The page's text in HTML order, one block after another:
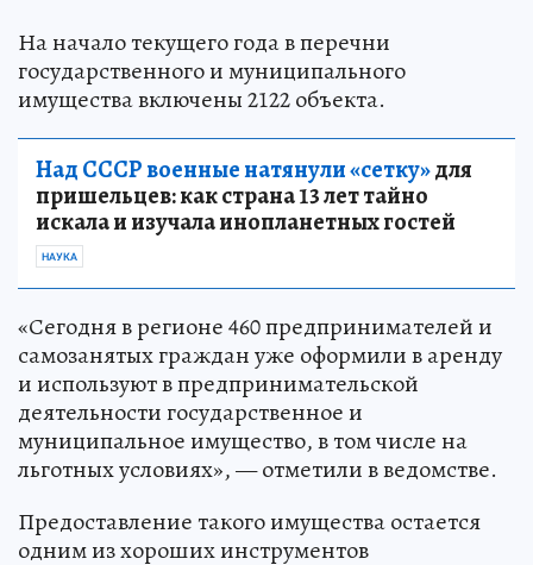
На начало текущего года в перечни
государственного и муниципального
имущества включены 2122 объекта.
Над СССР военные натянули «сетку»для
пришельцев: как страна 13 лет тайно
искала и изучала инопланетных гостей
НАУКА
«Сегодня в регионе 460 предпринимателей и
самозанятых граждан уже оформили в аренду
и используют в предпринимательской
деятельности государственное и
муниципальное имущество, в том числе на
льготных условиях», — отметили в ведомстве.
Предоставление такого имущества остается
одним из хороших инструментов